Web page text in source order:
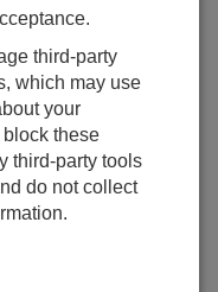
2015
the
a datalogger
third-party
which may use
your
these
third-party tools
do not collect